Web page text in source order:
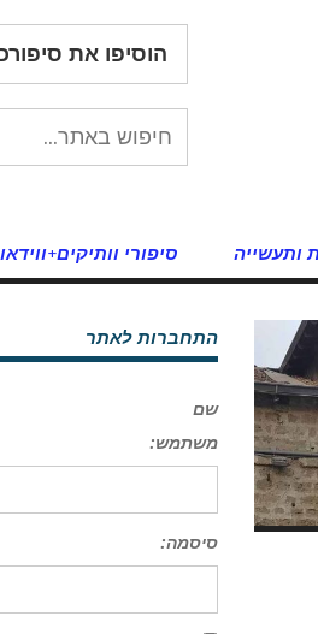
הוסיפו את
ותעשייה סיפורי וותיקים+ווידאו
התחברות לאתר
שם
משתמש:
סיסמה: